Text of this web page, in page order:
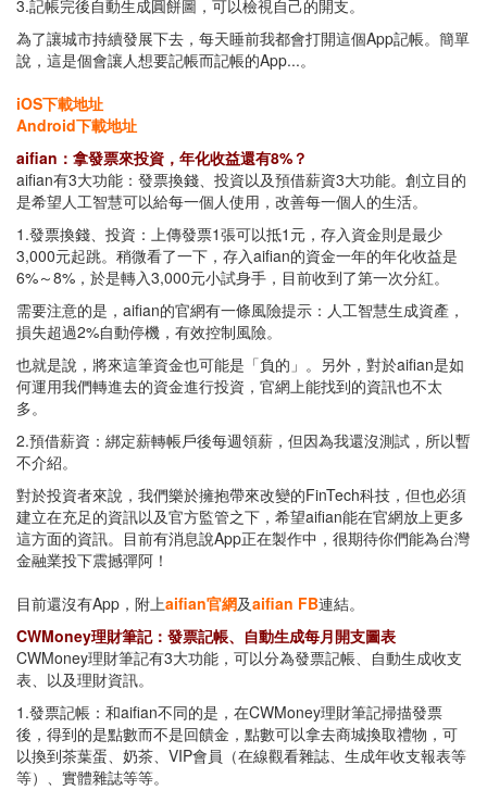
3.記帳完後自動生成圓餅圖，可以檢視自己的開支。
為了讓城市持續發展下去，每天睡前我都會打開這個App記帳。簡單
說，這是個會讓人想要記帳而記帳的App...。
iOS下載地址
Android下載地址
aifian：拿發票來投資，年化收益還有8%？
aifian有3大功能：發票換錢、投資以及預借薪資3大功能。創立目的
是希望人工智慧可以給每一個人使用，改善每一個人的生活。
1.發票換錢、投資：上傳發票1張可以抵1元，存入資金則是最少
3,000元起跳。稍微看了一下，存入aifian的資金一年的年化收益是
6%～8%，於是轉入3,000元小試身手，目前收到了第一次分紅。
需要注意的是，aifian的官網有一條風險提示：人工智慧生成資產，
損失超過2%自動停機，有效控制風險。
也就是說，將來這筆資金也可能是「負的」。另外，對於aifian是如
何運用我們轉進去的資金進行投資，官網上能找到的資訊也不太
多。
2.預借薪資：綁定薪轉帳戶後每週領薪，但因為我還沒測試，所以暫
不介紹。
對於投資者來說，我們樂於擁抱帶來改變的FinTech科技，但也必須
建立在充足的資訊以及官方監管之下，希望aifian能在官網放上更多
這方面的資訊。目前有消息說App正在製作中，很期待你們能為台灣
金融業投下震撼彈阿！
目前還沒有App，附上aifian官網及aifian FB連結。
CWMoney理財筆記：發票記帳、自動生成每月開支圖表
CWMoney理財筆記有3大功能，可以分為發票記帳、自動生成收支
表、以及理財資訊。
1.發票記帳：和aifian不同的是，在CWMoney理財筆記掃描發票
後，得到的是點數而不是回饋金，點數可以拿去商城換取禮物，可
以換到茶葉蛋、奶茶、VIP會員（在線觀看雜誌、生成年收支報表等
等）、實體雜誌等等。